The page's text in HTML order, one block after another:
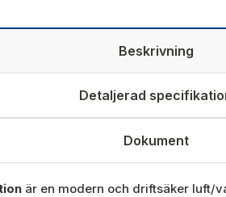
Beskrivning
Detaljerad
Dokument
är en modern och driftsäker luft/